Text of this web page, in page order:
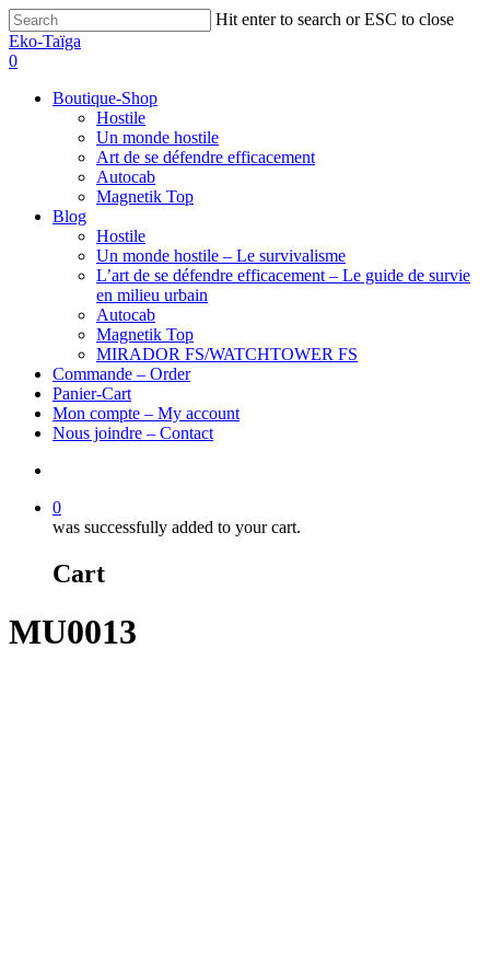
Hit enter to search or ESC to close
Eko-Taïga
0
Boutique-Shop
Hostile
Un monde hostile
Art de se défendre efficacement
Autocab
Magnetik Top
Blog
Hostile
Un monde hostile – Le survivalisme
L’art de se défendre efficacement – Le guide de survie
en milieu urbain
Autocab
Magnetik Top
MIRADOR FS/WATCHTOWER FS
Commande – Order
Panier-Cart
Mon compte – My account
Nous joindre – Contact
0
was successfully added to your cart.
Cart
MU0013